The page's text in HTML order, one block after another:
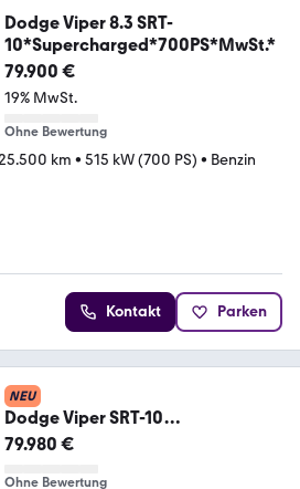
Dodge Viper 8.3 SRT-
10*Supercharged*700PS*MwSt.*
79.900 €
19% MwSt.
Ohne Bewertung
km • 515 kW (700 PS) • Benzin
Kontakt Parken
NEU
Dodge Viper SRT-10
*Roadster,V10*
79.980 €
Ohne Bewertung